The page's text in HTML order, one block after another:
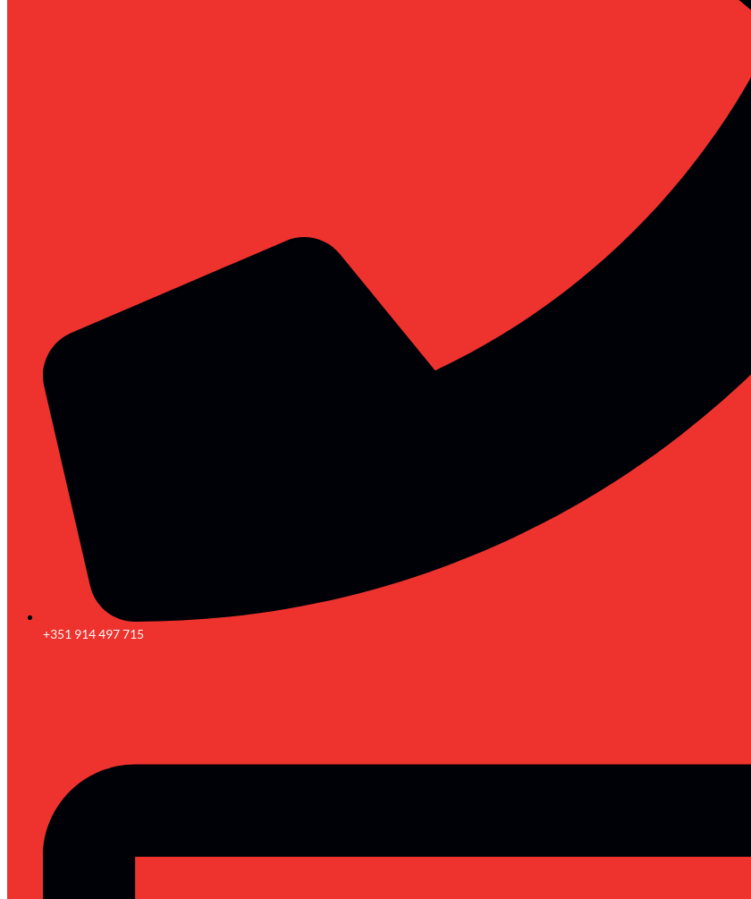
+351 914 497 715